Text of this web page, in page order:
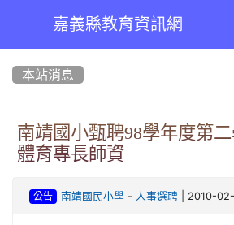
嘉義縣教育資訊網
本站消息
南靖國小甄聘98學年度第
體育專長師資
公告 南靖國民小學- 人事選聘| 2010-02-